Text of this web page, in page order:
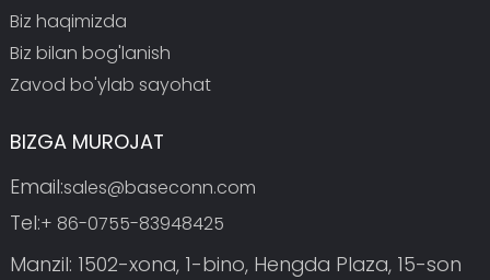
Biz haqimizda
Biz bilan bog'lanish
Zavod bo'ylab sayohat
BIZGA MUROJAT
Email:sales@baseconn.com
Tel:+ 86-0755-83948425
Manzil: 1502-xona, 1-bino, Hengda Plaza, 15-son